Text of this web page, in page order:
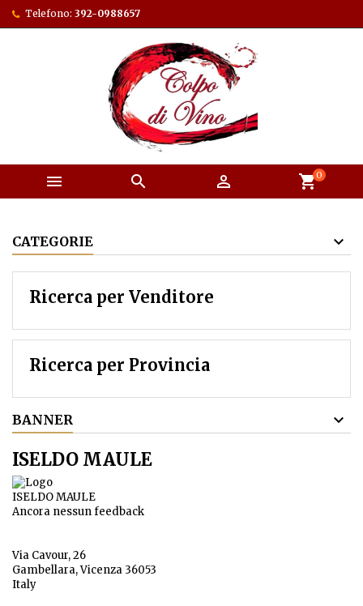
Telefono: 392-0988657
   shopping_cart0
CATEGORIE
Ricerca per Venditore
Ricerca per Provincia
BANNER
ISELDO MAULE
ISELDO MAULE
Ancora nessun feedback
Via Cavour, 26
Gambellara, Vicenza 36053
Italy